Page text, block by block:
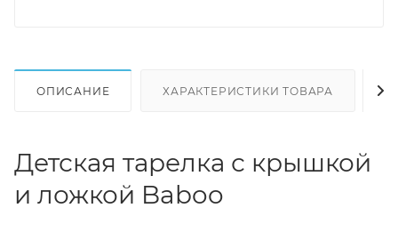
ОПИСАНИЕ ХАРАКТЕРИСТИКИ ТОВАРА
Детская тарелка с крышкой
и ложкой Baboo